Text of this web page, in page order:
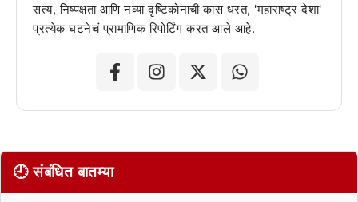
सत्य, निष्पक्षता आणि नव्या दृष्टिकोनाची कास धरत, 'महाराष्ट्र देशा'
प्रत्येक घटनेचं प्रामाणिक रिपोर्टिंग करत आले आहे.
🕘 संबंधित बातम्या